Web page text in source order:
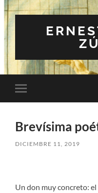
Alternar
el
Brevísima
DICIEMBRE 11, 2019
Un don muy concreto: